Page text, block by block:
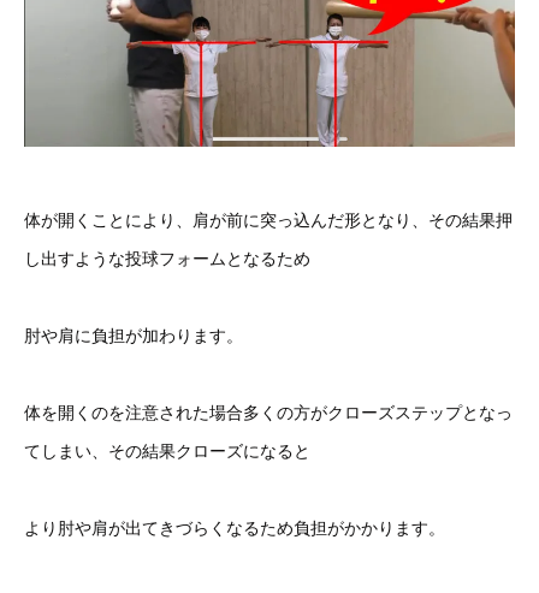
体が開くことにより、肩が前に突っ込んだ形となり、その結果押
し出すような投球フォームとなるため
肘や肩に負担が加わります。
体を開くのを注意された場合多くの方がクローズステップとなっ
てしまい、その結果クローズになると
より肘や肩が出てきづらくなるため負担がかかります。